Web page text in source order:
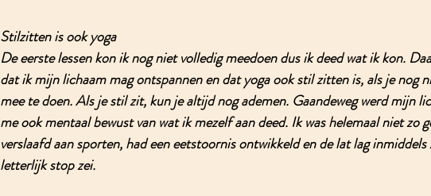
Stilzitten is ook yoga
De eerste lessen kon ik nog niet volledig meedoen dus ik deed wat ik kon.
dat ik mijn lichaam mag ontspannen en dat yoga ook stil zitten is, als je nog
mee te doen. Als je stil zit, kun je altijd nog ademen. Gaandeweg werd mijn
me ook mentaal bewust van wat ik mezelf aan deed. Ik was helemaal niet zo
verslaafd aan sporten, had een eetstoornis ontwikkeld en de lat lag
letterlijk stop zei.